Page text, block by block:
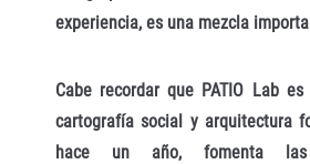
experiencia, es una mezcla
Cabe recordar que PATIO Lab
cartografía social y arquitectura
hace un año, fomenta las